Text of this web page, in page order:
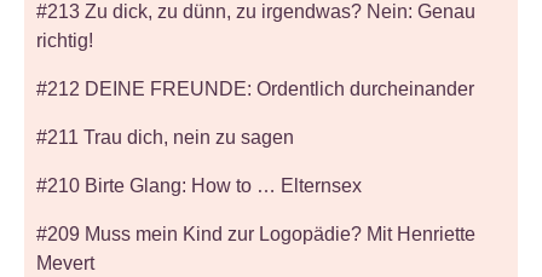
#213 Zu dick, zu dünn, zu irgendwas? Nein: Genau
richtig!
#212 DEINE FREUNDE: Ordentlich durcheinander
#211 Trau dich, nein zu sagen
#210 Birte Glang: How to … Elternsex
#209 Muss mein Kind zur Logopädie? Mit Henriette
Mevert